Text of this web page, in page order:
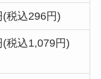
(税込296円)
(税込1,079円)